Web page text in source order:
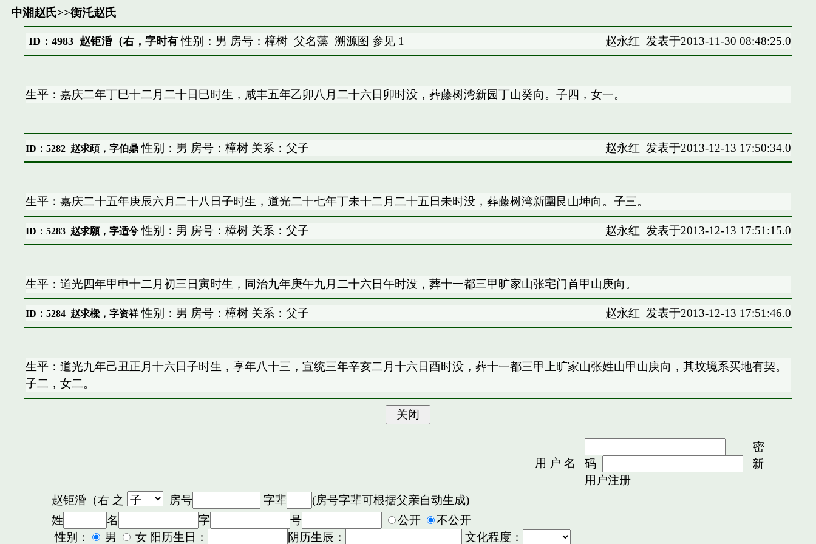
中湘赵氏>>衡汑赵氏
ID：4983 赵钜涽（右，字时有性别：男 房号：樟树 父名藻 溯源图 参见 1 赵永红 发表于2013-11-30 08:48:25.0
生平：嘉庆二年丁巳十二月二十日巳时生，咸丰五年乙卯八月二十六日卯时没，葬藤树湾新园丁山癸向。子四，女一。
ID：5282 赵求頙，字伯鼎性别：男 房号：樟树 关系：父子 赵永红 发表于2013-12-13 17:50:34.0
生平：嘉庆二十五年庚辰六月二十八日子时生，道光二十七年丁未十二月二十五日未时没，葬藤树湾新圍艮山坤向。子三。
ID：5283 赵求願，字适兮性别：男 房号：樟树 关系：父子 赵永红 发表于2013-12-13 17:51:15.0
生平：道光四年甲申十二月初三日寅时生，同治九年庚午九月二十六日午时没，葬十一都三甲旷家山张宅门首甲山庚向。
ID：5284 赵求樑，字资祥性别：男 房号：樟树 关系：父子 赵永红 发表于2013-12-13 17:51:46.0
生平：道光九年己丑正月十六日子时生，享年八十三，宣统三年辛亥二月十六日酉时没，葬十一都三甲上旷家山张姓山甲山庚向，其坟境系买地有契。
子二，女二。
用 户 名
密
码
新
用户注册
赵钜涽（右之 房号 字辈
(房号字辈可根据父亲自动生成)
姓
名 字 号 公开
不公开
性别：
男 女 阳历生日： 阴历生辰： 文化程度：